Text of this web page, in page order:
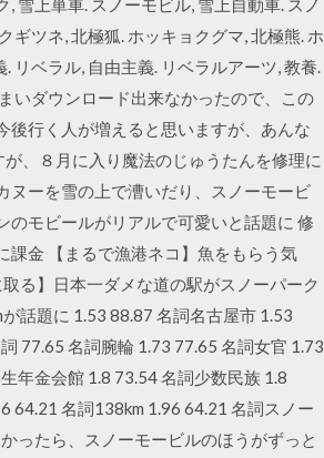
ギツネ, 北極狐. ホッキョクグマ, 北極熊. ホ
リベラル, 自由主義. リベラルアーツ, 教養.
いダウンロード出来なかったので、この
後行く人が増えると思いますが、あんな
、８月に入り魔法のじゅうたんを修理に
ヌーを雪の上で漕いだり、スノーモービ
のモビールがリアルで可愛いと話題に 修
課金 【まるで漁港ネコ】魚をもらう気
る】日本一ダメな道の駅がスノーパーク
話題に 1.53 88.87 名詞名古屋市 1.53
77.65 名詞腕輪 1.73 77.65 名詞女官 1.73
年金会館 1.8 73.54 名詞少数民族 1.8
64.21 名詞138km 1.96 64.21 名詞スノー
ったら、スノーモービルのほうがずっと